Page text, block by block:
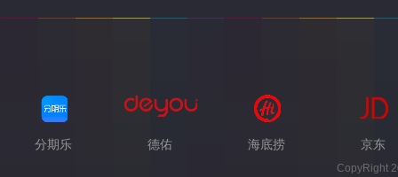
分期乐 德佑 海底捞 京东
CopyRight